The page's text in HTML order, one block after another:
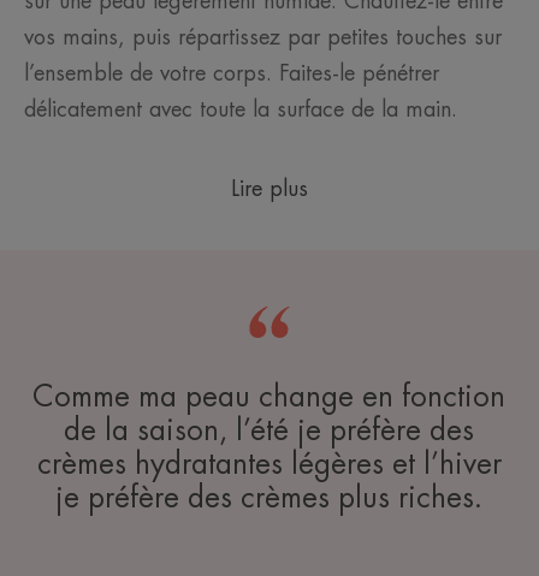
vos mains​, puis répartissez par petites touches sur
l’ensemble de votre corps​. Faites-le pénétrer
délicatement avec toute ​la surface de la main​.
Lire plus
Comme ma peau change en fonction
de la saison, l’été je préfère des
crèmes hydratantes légères et l’hiver
je préfère des crèmes plus riches.